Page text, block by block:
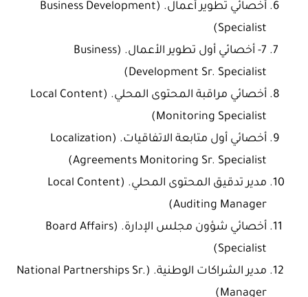
أخصائي تطوير أعمال. (Business Development
Specialist)
7- أخصائي أول تطوير الأعمال. (Business
Development Sr. Specialist)
أخصائي مراقبة المحتوى المحلي. (Local Content
Monitoring Specialist)
أخصائي أول متابعة الاتفاقيات. (Localization
Agreements Monitoring Sr. Specialist)
مدير تدقيق المحتوى المحلي. (Local Content
Auditing Manager)
أخصائي شؤون مجلس الإدارة. (Board Affairs
Specialist)
مدير الشراكات الوطنية. (National Partnerships Sr.
Manager)